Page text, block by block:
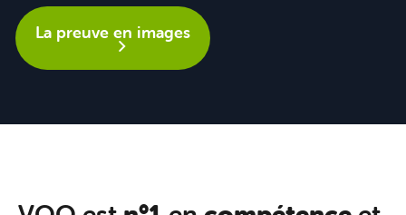
La preuve en images